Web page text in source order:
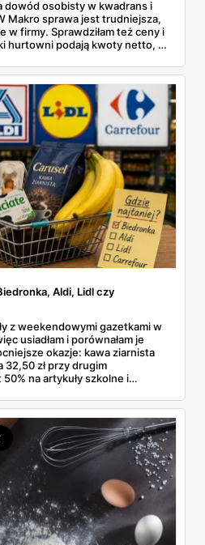
dowód osobisty w kwadrans i
Makro sprawa jest trudniejsza,
w firmy. Sprawdziłam też ceny i
hurtowni podają kwoty netto, a
kawa ziarnista kosztuje w
niż w weekendowej
Aldi, Lidl czy
z weekendowymi gazetkami w
usiadłam i porównałam je
okazje: kawa ziarnista
zł przy drugim
na artykuły szkolne i
w sobotę z aplikacją. Aldi
zł. Werdykt w skrócie:
po świeże warzywa jedź